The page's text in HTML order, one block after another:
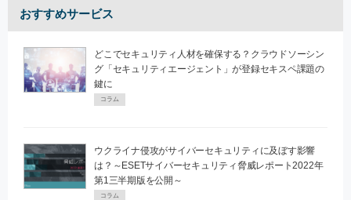
おすすめサービス
どこでセキュリティ人材を確保する？クラウドソーシン
グ「セキュリティエージェント」が登録セキスペ課題の
鍵に
コラム
ウクライナ侵攻がサイバーセキュリティに及ぼす影響
は？～ESETサイバーセキュリティ脅威レポート2022年
第1三半期版を公開～
コラム